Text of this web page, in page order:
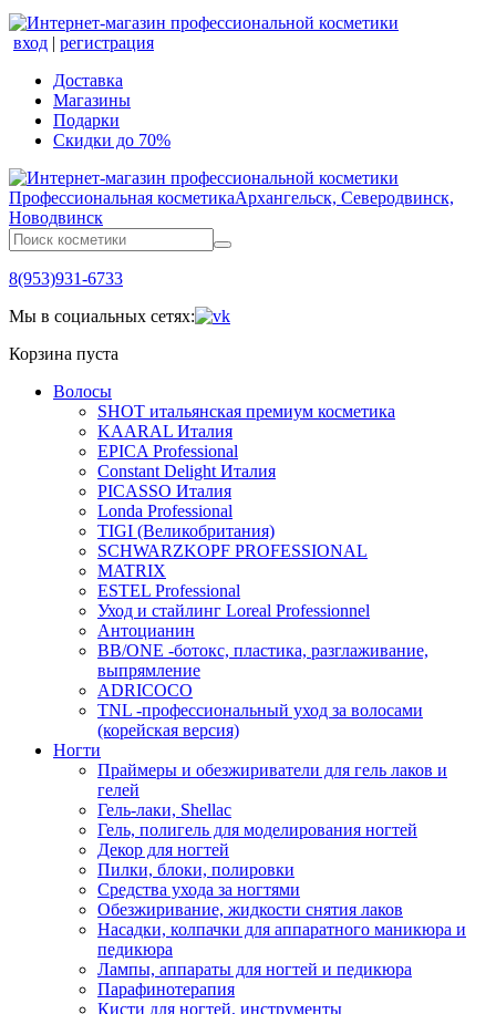
вход | регистрация
Доставка
Магазины
Подарки
Скидки до 70%
Профессиональная косметикаАрхангельск, Северодвинск,
Новодвинск
8(953)931-6733
Мы в социальных сетях:
Корзина пуста
Волосы
SHOT итальянская премиум косметика
KAARAL Италия
EPICA Professional
Constant Delight Италия
PICASSO Италия
Londa Professional
TIGI (Великобритания)
SCHWARZKOPF PROFESSIONAL
MATRIX
ESTEL Professional
Уход и стайлинг Loreal Professionnel
Антоцианин
BB/ONE -ботокс, пластика, разглаживание,
выпрямление
ADRICOCO
TNL -профессиональный уход за волосами
(корейская версия)
Ногти
Праймеры и обезжириватели для гель лаков и
гелей
Гель-лаки, Shellac
Гель, полигель для моделирования ногтей
Декор для ногтей
Пилки, блоки, полировки
Средства ухода за ногтями
Обезжиривание, жидкости снятия лаков
Насадки, колпачки для аппаратного маникюра и
педикюра
Лампы, аппараты для ногтей и педикюра
Парафинотерапия
Кисти для ногтей, инструменты